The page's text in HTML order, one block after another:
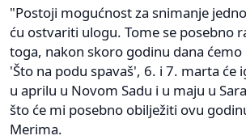
"Postoji mogućnost za snimanje
ću ostvariti ulogu. Tome se posebno
toga, nakon skoro godinu dana
'Što na podu spavaš', 6. i 7. marta će
u aprilu u Novom Sadu i u maju u
što će mi posebno obilježiti ovu
Merima.